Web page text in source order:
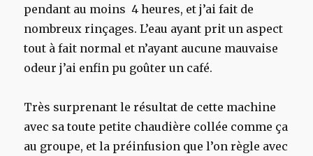
pendant au moins 4 heures, et j’ai fait de
nombreux rinçages. L’eau ayant prit un aspect
tout à fait normal et n’ayant aucune mauvaise
odeur j’ai enfin pu goûter un café.
Très surprenant le résultat de cette machine
avec sa toute petite chaudière collée comme ça
au groupe, et la préinfusion que l’on règle avec